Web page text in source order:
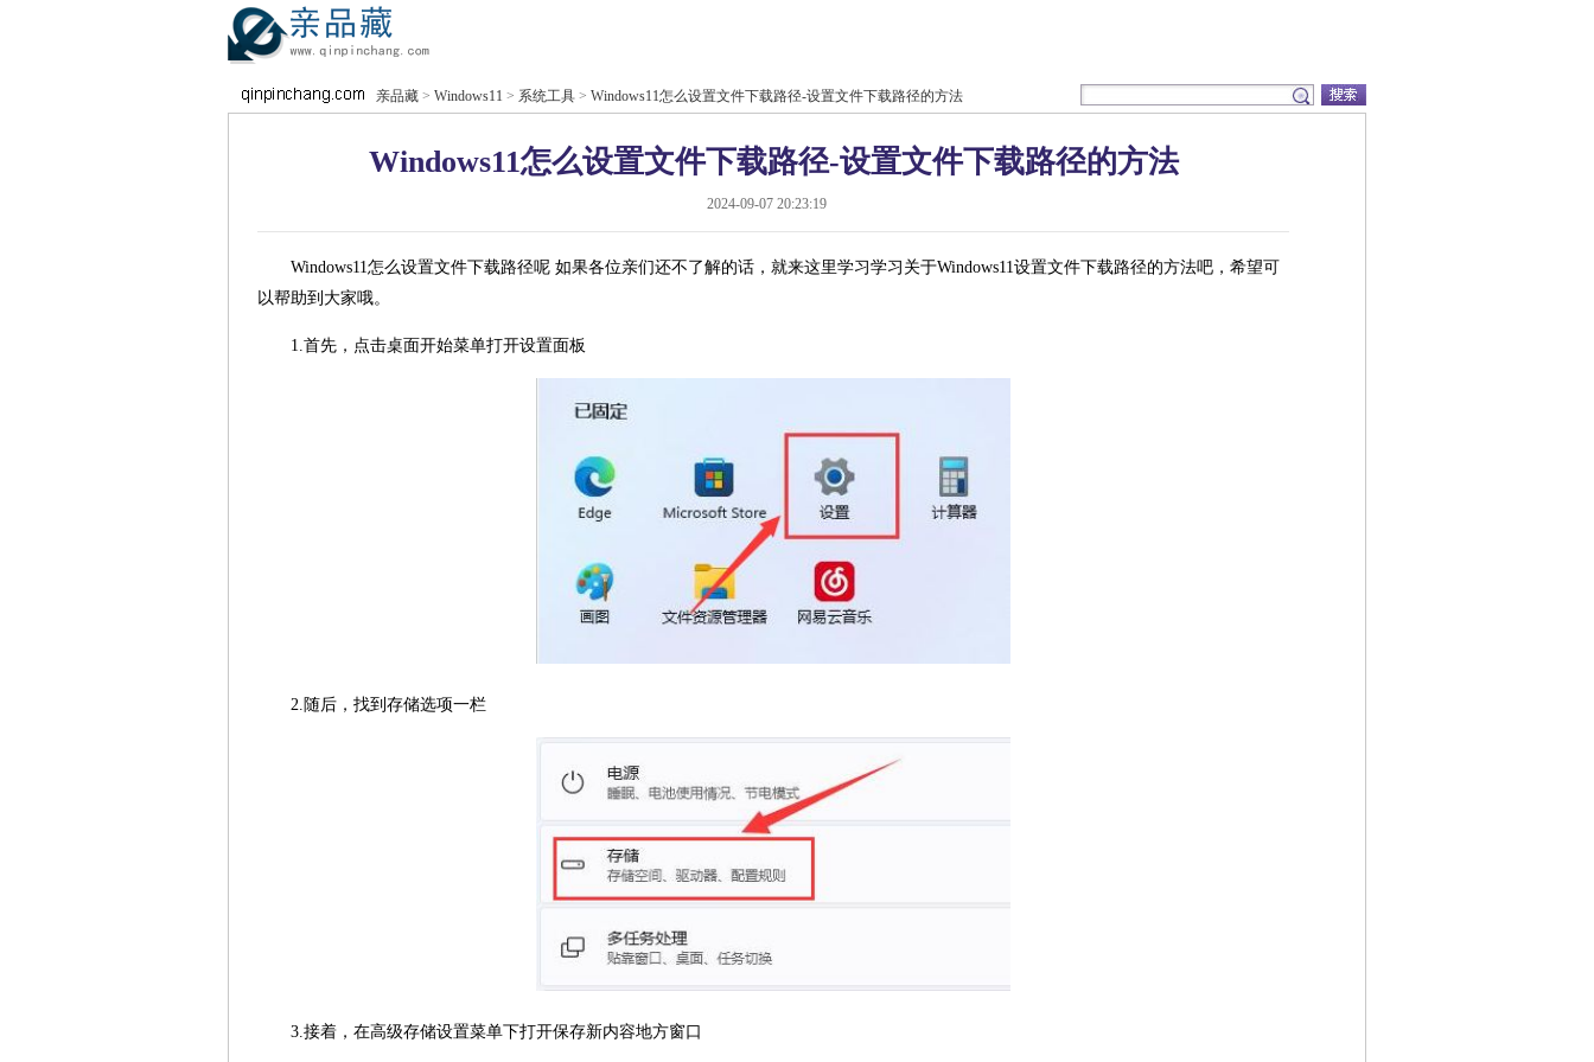
亲品藏 > Windows11 > 系统工具 > Windows11怎么设置文件下载路径-设置文件下载路径的方法
Windows11怎么设置文件下载路径-设置文件下载路径的方法
2024-09-07 20:23:19
Windows11怎么设置文件下载路径呢 如果各位亲们还不了解的话，就来这里学习学习关于Windows11设置文件下载路径的方法吧，希望可
以帮助到大家哦。
1.首先，点击桌面开始菜单打开设置面板
2.随后，找到存储选项一栏
3.接着，在高级存储设置菜单下打开保存新内容地方窗口